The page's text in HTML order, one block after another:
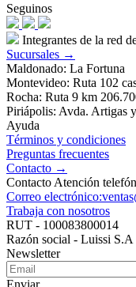
Seguinos
Integrantes de la red
Sucursales →
Maldonado: La Fortuna
Montevideo: Ruta 102
Rocha: Ruta 9 km
Piriápolis: Avda. Artigas
Ayuda
Términos y condiciones
Preguntas frecuentes
Contacto →
Contacto Atención
Correo
Trabaja con nosotros
RUT - 100083800014
Razón social - Luissi S.A
Newsletter
Enviar